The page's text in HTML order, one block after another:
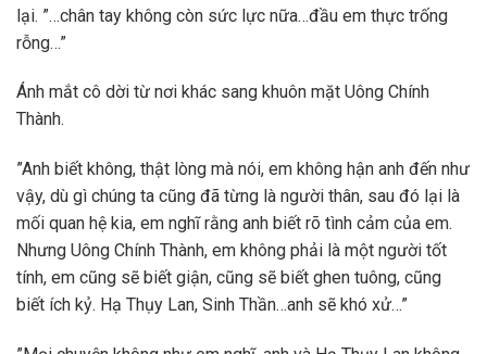
lại. ”…chân tay không còn sức lực nữa…đầu em thực trống
rỗng…”
Ánh mắt cô dời từ nơi khác sang khuôn mặt Uông Chính
Thành.
”Anh biết không, thật lòng mà nói, em không hận anh đến như
vậy, dù gì chúng ta cũng đã từng là người thân, sau đó lại là
mối quan hệ kia, em nghĩ rằng anh biết rõ tình cảm của em.
Nhưng Uông Chính Thành, em không phải là một người tốt
tính, em cũng sẽ biết giận, cũng sẽ biết ghen tuông, cũng
biết ích kỷ. Hạ Thụy Lan, Sinh Thần…anh sẽ khó xử…”